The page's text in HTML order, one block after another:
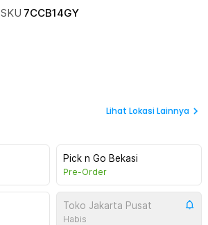
SKU 7CCB14GY
Lihat Lokasi Lainnya
Pick n Go Bekasi
Pre-Order
Toko Jakarta Pusat
Habis